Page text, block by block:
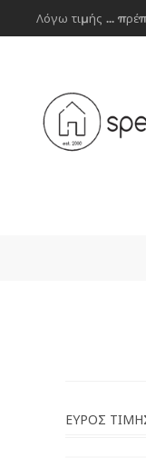
Λόγω τιμής ...
ΕΎΡΟΣ